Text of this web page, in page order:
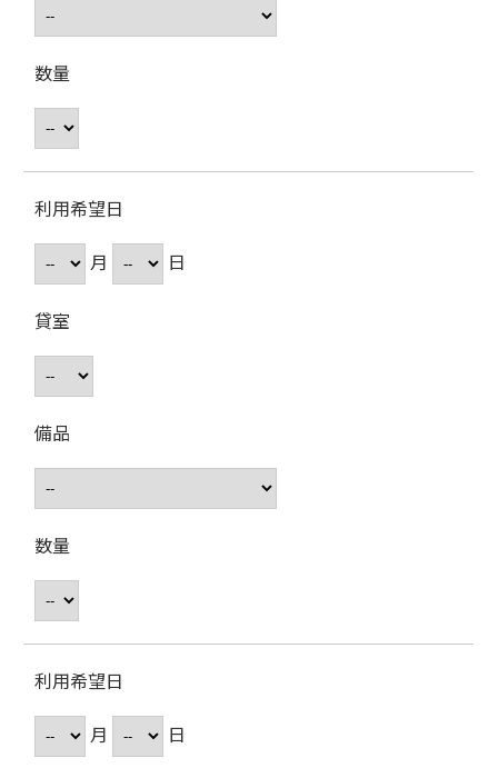
数量
利用希望日
月
日
貸室
備品
数量
利用希望日
月
日